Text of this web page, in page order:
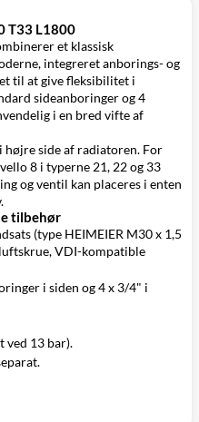
T33 L1800
et klassisk
integreret anborings- og
til at give fleksibilitet i
sideanboringer og 4
i en bred vifte af
højre side af radiatoren. For
8 i typerne 21, 22 og 33
og ventil kan placeres i enten
tilbehør
(type HEIMEIER M30 x 1,5
VDI-kompatible
i siden og 4 x 3/4" i
ved 13 bar).